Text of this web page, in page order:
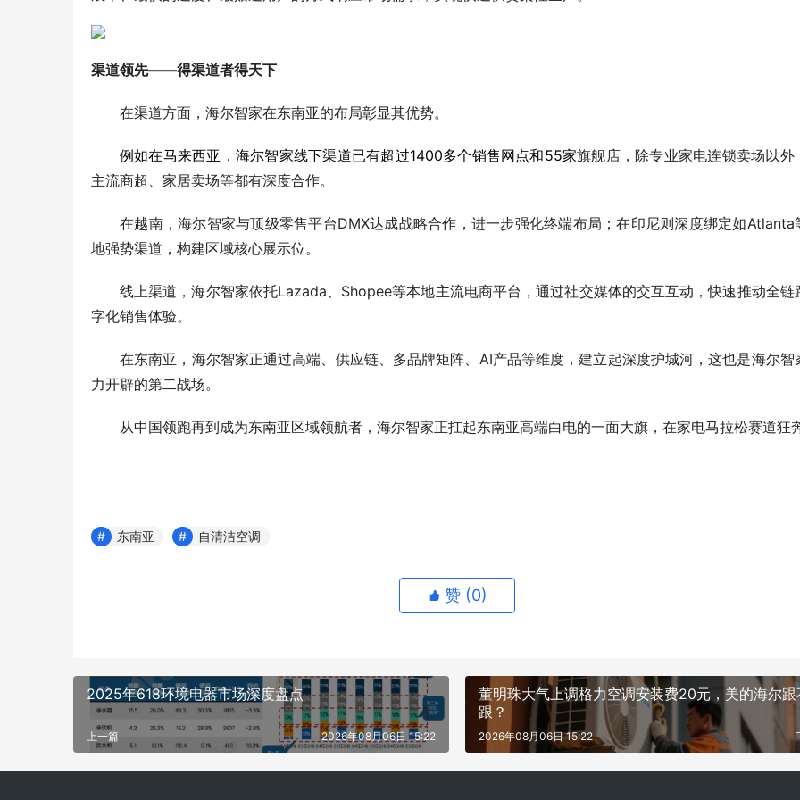
渠道领先——得渠道者得天下
在渠道方面，海尔智家在东南亚的布局彰显其优势。
例如在马来西亚，海尔智家线下渠道已有超过1400多个销售网点和55家旗舰店，除专业家电连锁卖场以外
主流商超、家居卖场等都有深度合作。
在越南，海尔智家与顶级零售平台DMX达成战略合作，进一步强化终端布局；在印尼则深度绑定如Atlanta
地强势渠道，构建区域核心展示位。
线上渠道，海尔智家依托Lazada、Shopee等本地主流电商平台，通过社交媒体的交互互动，快速推动全链
字化销售体验。
在东南亚，海尔智家正通过高端、供应链、多品牌矩阵、AI产品等维度，建立起深度护城河，这也是海尔智
力开辟的第二战场。
从中国领跑再到成为东南亚区域领航者，海尔智家正扛起东南亚高端白电的一面大旗，在家电马拉松赛道狂奔
东南亚 自清洁空调
赞 (0)
2025年618环境电器市场深度盘点
上一篇 2026年08月06日 15:22
董明珠大气上调格力空调安装费20元，美的海尔跟
跟？
2026年08月06日 15:22